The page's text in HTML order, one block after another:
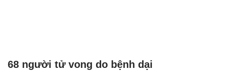
68 người tử vong do bệnh dại